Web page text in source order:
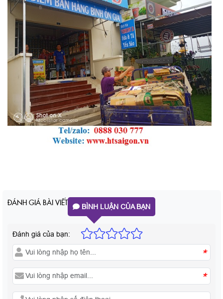
ĐÁNH GIÁ BÀI VIẾT BÌNH LUẬN CỦA BẠN
Đánh giá của bạn:
*
*